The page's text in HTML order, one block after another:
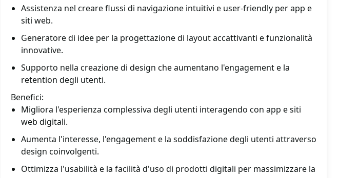
Assistenza nel creare flussi di navigazione intuitivi e user-friendly per app e
siti web.
Generatore di idee per la progettazione di layout accattivanti e funzionalità
innovative.
Supporto nella creazione di design che aumentano l'engagement e la
retention degli utenti.
Benefici:
Migliora l'esperienza complessiva degli utenti interagendo con app e siti
web digitali.
Aumenta l'interesse, l'engagement e la soddisfazione degli utenti attraverso
design coinvolgenti.
Ottimizza l'usabilità e la facilità d'uso di prodotti digitali per massimizzare la